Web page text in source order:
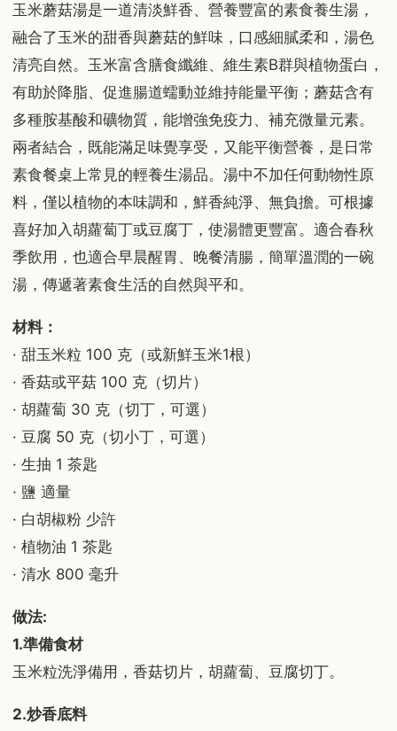
玉米蘑菇湯是一道清淡鮮香、營養豐富的素食養生湯，
融合了玉米的甜香與蘑菇的鮮味，口感細膩柔和，湯色
清亮自然。玉米富含膳食纖維、維生素B群與植物蛋白，
有助於降脂、促進腸道蠕動並維持能量平衡；蘑菇含有
多種胺基酸和礦物質，能增強免疫力、補充微量元素。
兩者結合，既能滿足味覺享受，又能平衡營養，是日常
素食餐桌上常見的輕養生湯品。湯中不加任何動物性原
料，僅以植物的本味調和，鮮香純淨、無負擔。可根據
喜好加入胡蘿蔔丁或豆腐丁，使湯體更豐富。適合春秋
季飲用，也適合早晨醒胃、晚餐清腸，簡單溫潤的一碗
湯，傳遞著素食生活的自然與平和。
材料：
· 甜玉米粒 100 克（或新鮮玉米1根）
· 香菇或平菇 100 克（切片）
· 胡蘿蔔 30 克（切丁，可選）
· 豆腐 50 克（切小丁，可選）
· 生抽 1 茶匙
· 鹽 適量
· 白胡椒粉 少許
· 植物油 1 茶匙
· 清水 800 毫升
做法:
1.準備食材
玉米粒洗淨備用，香菇切片，胡蘿蔔、豆腐切丁。
2.炒香底料